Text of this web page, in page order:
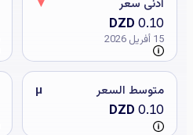
أدنى سعر ▼
0.10
DZD
15 أفريل 2026
متوسط السعر μ
0.10
DZD